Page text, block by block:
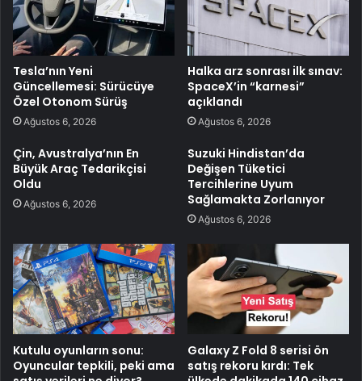
Tesla’nın Yeni
Güncellemesi: Sürücüye
Özel Otonom Sürüş
Ağustos 6, 2026
Halka arz sonrası ilk sınav:
SpaceX’in “karnesi”
açıklandı
Ağustos 6, 2026
Çin, Avustralya’nın En
Büyük Araç Tedarikçisi
Oldu
Ağustos 6, 2026
Suzuki Hindistan’da
Değişen Tüketici
Tercihlerine Uyum
Sağlamakta Zorlanıyor
Ağustos 6, 2026
Kutulu oyunların sonu:
Oyuncular tepkili, peki ama
Galaxy Z Fold 8 serisi ön
satış rekoru kırdı: Tek